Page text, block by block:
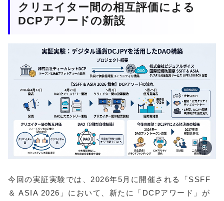
クリエイター間の相互評価による
DCPアワードの新設
今回の実証実験では、2026年5月に開催される「SSFF
＆ ASIA 2026」において、新たに「DCPアワード」が